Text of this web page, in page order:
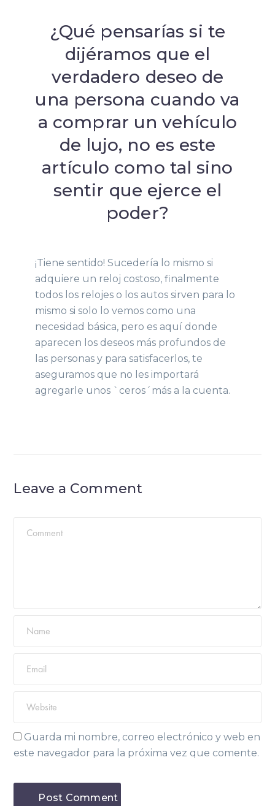
¿Qué pensarías si te
dijéramos que el
verdadero deseo de
una persona cuando va
a comprar un vehículo
de lujo, no es este
artículo como tal sino
sentir que ejerce el
poder?
¡Tiene sentido! Sucedería lo mismo si
adquiere un reloj costoso, finalmente
todos los relojes o los autos sirven para lo
mismo si solo lo vemos como una
necesidad básica, pero es aquí donde
aparecen los deseos más profundos de
las personas y para satisfacerlos, te
aseguramos que no les importará
agregarle unos `ceros´más a la cuenta.
Leave a Comment
Guarda mi nombre, correo electrónico y web en
este navegador para la próxima vez que comente.